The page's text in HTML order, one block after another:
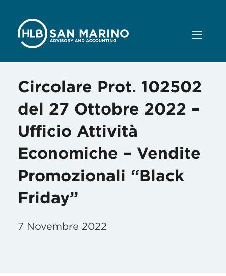
Circolare Prot. 102502
del 27 Ottobre 2022 –
Ufficio Attività
Economiche – Vendite
Promozionali “Black
Friday”
7 Novembre 2022